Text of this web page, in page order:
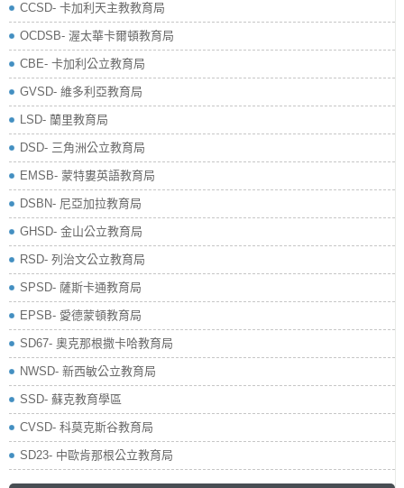
CCSD- 卡加利天主教教育局
OCDSB- 渥太華卡爾頓教育局
CBE- 卡加利公立教育局
GVSD- 維多利亞教育局
LSD- 蘭里教育局
DSD- 三角洲公立教育局
EMSB- 蒙特婁英語教育局
DSBN- 尼亞加拉教育局
GHSD- 金山公立教育局
RSD- 列治文公立教育局
SPSD- 薩斯卡通教育局
EPSB- 愛德蒙頓教育局
SD67- 奧克那根撒卡哈教育局
NWSD- 新西敏公立教育局
SSD- 蘇克教育學區
CVSD- 科莫克斯谷教育局
SD23- 中歐肯那根公立教育局